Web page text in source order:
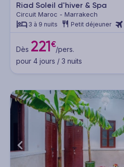
Riad Soleil d'hiver & Spa
Circuit Maroc - Marrakech
3 à 9 nuits Petit déjeuner
Dès 221€/pers.
pour 4 jours / 3 nuits